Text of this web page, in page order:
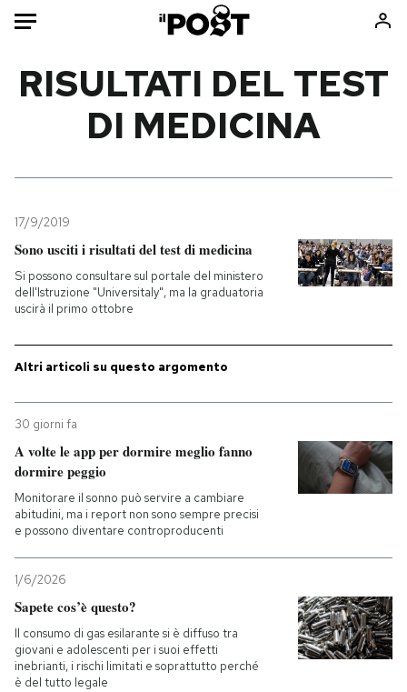
Mondo
Tecnologia
Internet
Scienza
Cultura
Sport
Libri
Ok Boomer!
Media
PODCAST
NEWSLETTER
I MIEI PREFERITI
CALENDARIO
RISULTATI DEL TEST
DI MEDICINA
17/9/2019
Sono usciti i risultati del test di medicina
Si possono consultare sul portale del ministero
dell'Istruzione "Universitaly", ma la graduatoria
uscirà il primo ottobre
Altri articoli su questo argomento
30 giorni fa
A volte le app per dormire meglio fanno
dormire peggio
Monitorare il sonno può servire a cambiare
abitudini, ma i report non sono sempre precisi
e possono diventare controproducenti
1/6/2026
Sapete cos’è questo?
Il consumo di gas esilarante si è diffuso tra
giovani e adolescenti per i suoi effetti
inebrianti, i rischi limitati e soprattutto perché
è del tutto legale